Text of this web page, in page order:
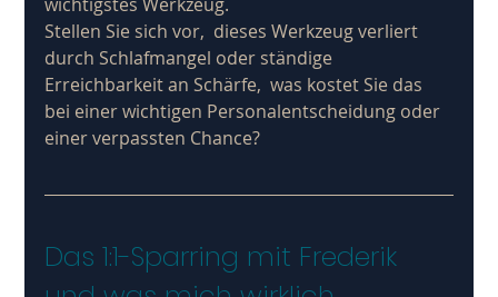
Stellen Sie sich vor,  dieses Werkzeug verliert
durch Schlafmangel oder ständige
Erreichbarkeit an Schärfe,  was kostet Sie das
bei einer wichtigen Personalentscheidung oder
einer verpassten Chance?
Das 1:1-Sparring mit Frederik